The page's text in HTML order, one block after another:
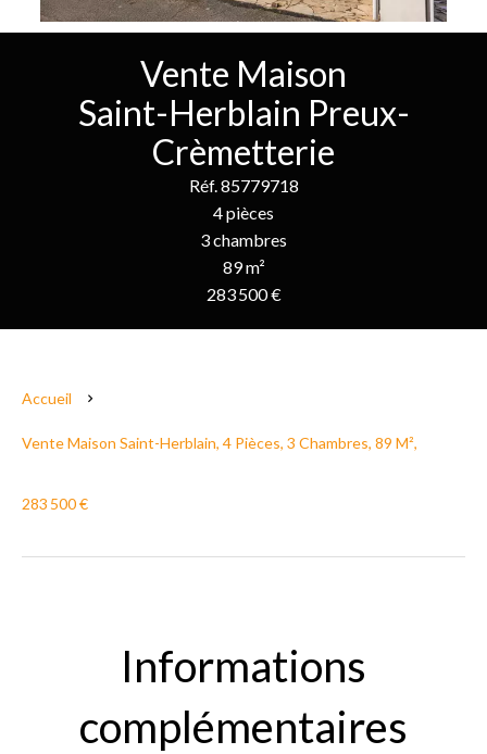
Vente Maison
Saint-Herblain Preux-
Crèmetterie
Réf. 85779718
4 pièces
3 chambres
89 m²
283 500 €
Accueil
Vente Maison Saint-Herblain, 4 Pièces, 3 Chambres, 89 M²,
283 500 €
Informations
complémentaires